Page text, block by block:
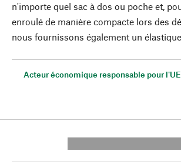
n'importe quel sac à dos ou poche et,
enroulé de manière compacte lors des
nous fournissons également un
Acteur économique responsable pour l'UE